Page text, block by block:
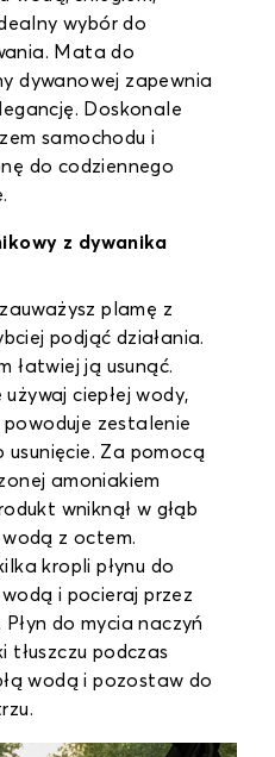
wybór do
Mata do
dywanowej zapewnia
Doskonale
samochodu i
do codziennego
z dywanika
plamę z
podjąć działania.
łatwiej ją usunąć.
ciepłej wody,
zestalenie
usunięcie. Za pomocą
amoniakiem
wniknął w głąb
wodą z octem.
kropli płynu do
i pocieraj przez
do mycia naczyń
tłuszczu podczas
wodą i pozostaw do